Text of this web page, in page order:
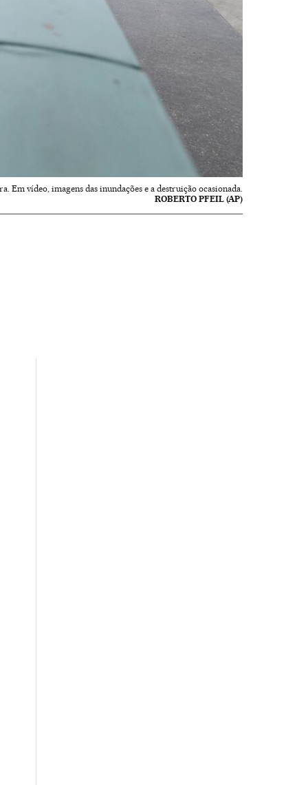
vídeo, imagens das inundações e a destruição ocasionada.
ROBERTO PFEIL (AP)